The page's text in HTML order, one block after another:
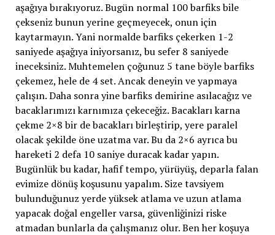
aşağıya bırakıyoruz. Bugün normal 100 barfiks bile
çekseniz bunun yerine geçmeyecek, onun için
kaytarmayın. Yani normalde barfiks çekerken 1-2
saniyede aşağıya iniyorsanız, bu sefer 8 saniyede
ineceksiniz. Muhtemelen çoğunuz 5 tane böyle barfiks
çekemez, hele de 4 set. Ancak deneyin ve yapmaya
çalışın. Daha sonra yine barfiks demirine asılacağız ve
bacaklarımızı karnımıza çekeceğiz. Bacakları karna
çekme 2×8 bir de bacakları birleştirip, yere paralel
olacak şekilde öne uzatma var. Bu da 2×6 ayrıca bu
hareketi 2 defa 10 saniye duracak kadar yapın.
Bugünlük bu kadar, hafif tempo, yürüyüş, deparla falan
evimize dönüş koşusunu yapalım. Size tavsiyem
bulunduğunuz yerde yüksek atlama ve uzun atlama
yapacak doğal engeller varsa, güvenliğinizi riske
atmadan bunlarla da çalışmanız olur. Ben her koşuya